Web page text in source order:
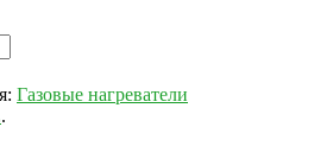
Газовые нагреватели
.